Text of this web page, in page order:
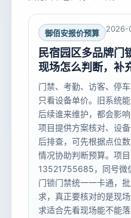
御佰安报价预算 2026-
民宿园区多品牌门
现场怎么判断，补
门禁、考勤、访客、停
只看设备单价。旧系统
后续谁来维护，都会影
项目提供方案核对、设
后排查，可先根据点位
情况协助判断预算。项目
13521755685，同号微
门锁门禁统一一卡通，
求，真正要核对的是现
求适合先看现场能不能